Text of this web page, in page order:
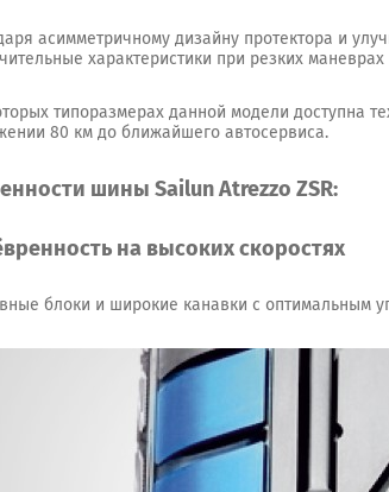
асимметричному дизайну протектора и
характеристики при резких
типоразмерах данной модели доступна
80 км до ближайшего автосервиса.
шины Sailun Atrezzo ZSR:
на высоких скоростях
блоки и широкие канавки с оптимальным